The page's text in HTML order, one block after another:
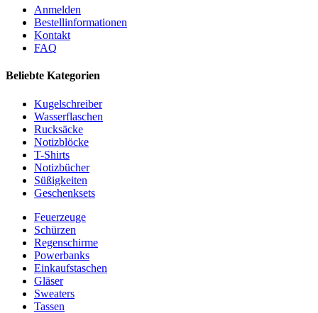
Anmelden
Bestellinformationen
Kontakt
FAQ
Beliebte Kategorien
Kugelschreiber
Wasserflaschen
Rucksäcke
Notizblöcke
T-Shirts
Notizbücher
Süßigkeiten
Geschenksets
Feuerzeuge
Schürzen
Regenschirme
Powerbanks
Einkaufstaschen
Gläser
Sweaters
Tassen